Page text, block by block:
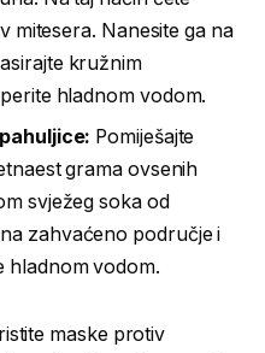
mitesera. Nanesite ga na
kružnim
hladnom vodom.
Pomiješajte
grama ovsenih
svježeg soka od
zahvaćeno područje i
hladnom vodom.
maske protiv